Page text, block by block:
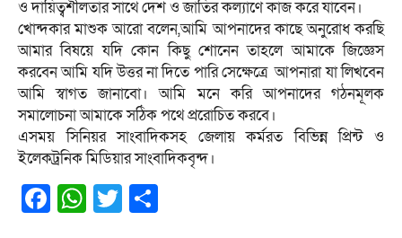
ও দায়িত্বশীলতার সাথে দেশ ও জাতির কল্যাণে কাজ করে যাবেন।
খোন্দকার মাশুক আরো বলেন,আমি আপনাদের কাছে অনুরোধ করছি
আমার বিষয়ে যদি কোন কিছু শোনেন তাহলে আমাকে জিজ্ঞেস
করবেন আমি যদি উত্তর না দিতে পারি সেক্ষেত্রে আপনারা যা লিখবেন
আমি স্বাগত জানাবো। আমি মনে করি আপনাদের গঠনমূলক
সমালোচনা আমাকে সঠিক পথে প্ররোচিত করবে।
এসময় সিনিয়র সাংবাদিকসহ জেলায় কর্মরত বিভিন্ন প্রিন্ট ও
ইলেকট্রনিক মিডিয়ার সাংবাদিকবৃন্দ।
Facebook
WhatsApp
Twitter